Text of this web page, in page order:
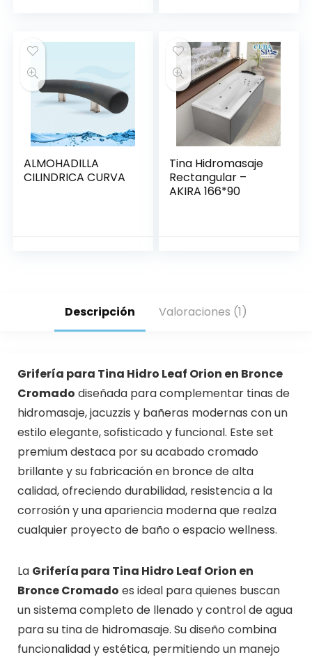
ALMOHADILLA
CILINDRICA CURVA
Tina Hidromasaje
Rectangular –
AKIRA 166*90
Descripción Valoraciones (1)
Grifería para Tina Hidro Leaf Orion en Bronce
Cromado diseñada para complementar tinas de
hidromasaje, jacuzzis y bañeras modernas con un
estilo elegante, sofisticado y funcional. Este set
premium destaca por su acabado cromado
brillante y su fabricación en bronce de alta
calidad, ofreciendo durabilidad, resistencia a la
corrosión y una apariencia moderna que realza
cualquier proyecto de baño o espacio wellness.
La Grifería para Tina Hidro Leaf Orion en
Bronce Cromado es ideal para quienes buscan
un sistema completo de llenado y control de agua
para su tina de hidromasaje. Su diseño combina
funcionalidad y estética, permitiendo un manejo